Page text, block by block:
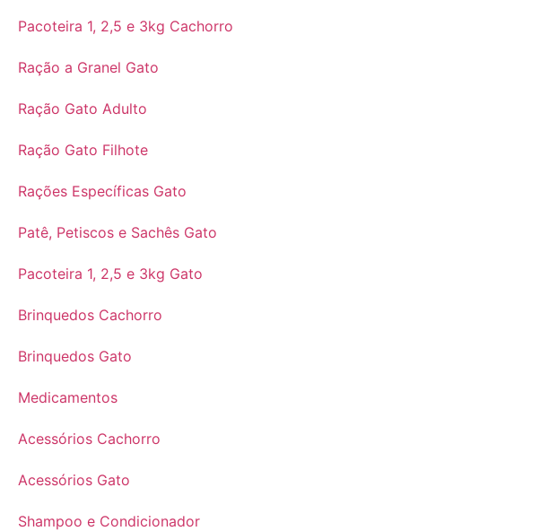
Pacoteira 1, 2,5 e 3kg Cachorro
Ração a Granel Gato
Ração Gato Adulto
Ração Gato Filhote
Rações Específicas Gato
Patê, Petiscos e Sachês Gato
Pacoteira 1, 2,5 e 3kg Gato
Brinquedos Cachorro
Brinquedos Gato
Medicamentos
Acessórios Cachorro
Acessórios Gato
Shampoo e Condicionador